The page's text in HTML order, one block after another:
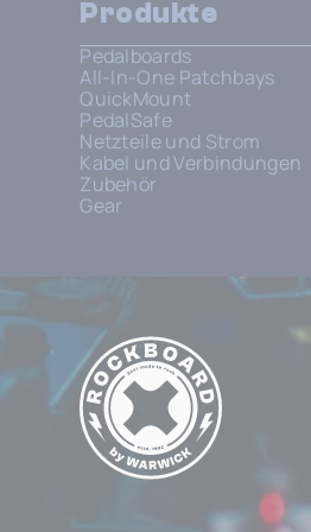
Produkte
Pedalboards
All-In-One Patchbays
QuickMount
PedalSafe
Netzteile und Strom
Kabel und Verbindungen
Zubehör
Gear